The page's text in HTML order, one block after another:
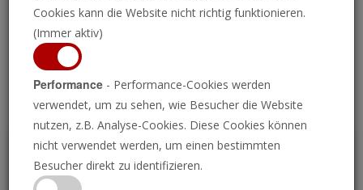
Programm ansehen
Cookies kann die Website nicht richtig funktionieren.
(Immer aktiv)
Performance - Performance-Cookies werden
verwendet, um zu sehen, wie Besucher die Website
nutzen, z.B. Analyse-Cookies. Diese Cookies können
nicht verwendet werden, um einen bestimmten
Besucher direkt zu identifizieren.